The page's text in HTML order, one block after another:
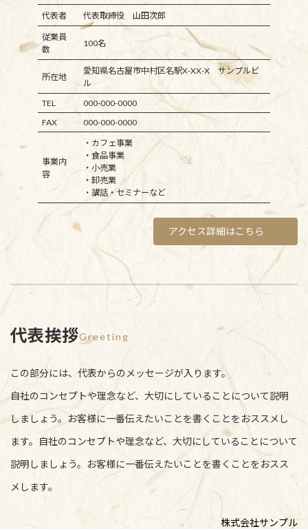
代表者 代表取締役 山田次郎
従業員
数
100名
所在地
愛知県名古屋市中村区名駅X-XX-X サンプルビ
ル
TEL
000-000-0000
FAX
000-000-0000
事業内
容
・カフェ事業
・食品事業
・小売業
・卸売業
・講話・セミナーなど
アクセス詳細はこちら
代表挨拶Greeting
この部分には、代表からのメッセージが入ります。
自社のコンセプトや理念など、大切にしていることについて説明
しましょう。お客様に一番伝えたいことを書くことをおススメし
ます。自社のコンセプトや理念など、大切にしていることについて
説明しましょう。お客様に一番伝えたいことを書くことをおスス
メします。
株式会社サンプル